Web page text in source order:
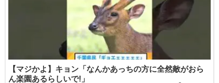
【マジかよ】キョン「なんかあっちの方に全然敵がおら
ん楽園あるらしいで!」